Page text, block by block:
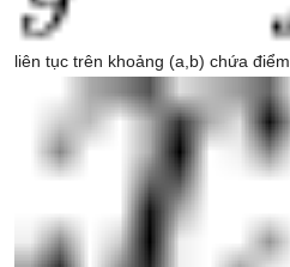
liên tục trên khoảng (a,b) chứa điểm